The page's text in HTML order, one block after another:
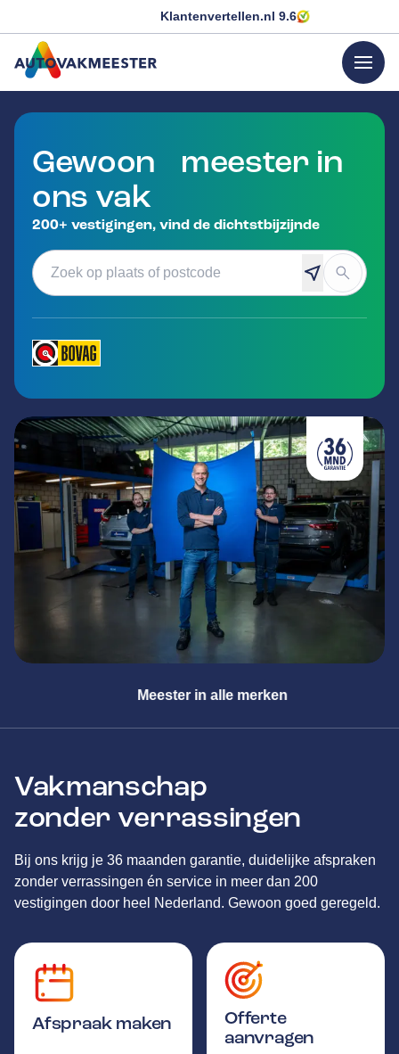
Klantenvertellen.nl 9.6
GA NAAR DE HOMEPAGINA
menu
Gewoon meester in
ons vak
200+ vestigingen, vind de dichtstbijzijnde
Meester in alle merken
Vakmanschap
zonder verrassingen
Bij ons krijg je 36 maanden garantie, duidelijke afspraken
zonder verrassingen én service in meer dan 200
vestigingen door heel Nederland. Gewoon goed geregeld.
Afspraak maken
Offerte
aanvragen